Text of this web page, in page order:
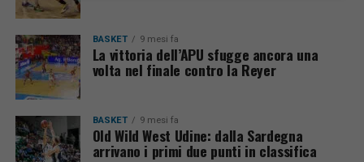
BASKET 9 mesi fa
La vittoria dell’APU sfugge ancora una
volta nel finale contro la Reyer
BASKET 9 mesi fa
Old Wild West Udine: dalla Sardegna
arrivano i primi due punti in classifica